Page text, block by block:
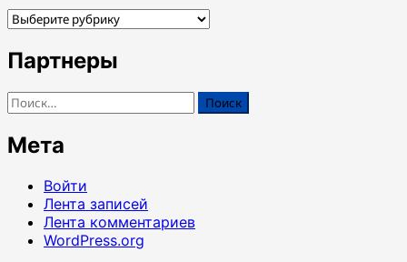
Рубрики
Партнеры
Найти:
Мета
Войти
Лента записей
Лента комментариев
WordPress.org